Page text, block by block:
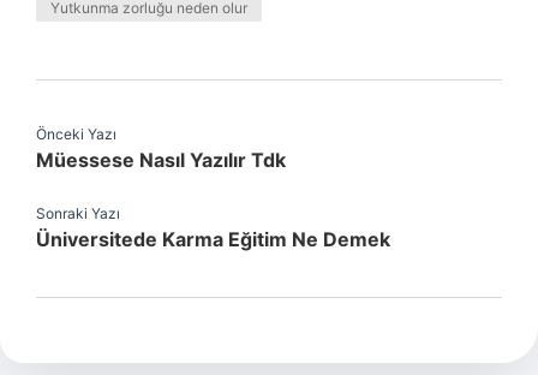
Yutkunma zorluğu neden olur
Önceki Yazı
Müessese Nasıl Yazılır Tdk
Sonraki Yazı
Üniversitede Karma Eğitim Ne Demek